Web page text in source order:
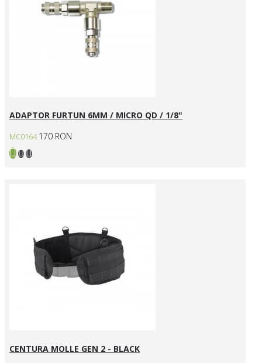
ADAPTOR FURTUN 6MM / MICRO QD / 1/8"
MC0164 170 RON
CENTURA MOLLE GEN 2 - BLACK